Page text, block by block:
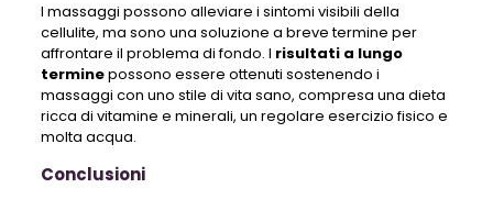
I massaggi possono alleviare i sintomi visibili della
cellulite, ma sono una soluzione a breve termine per
affrontare il problema di fondo. I risultati a lungo
terminepossono essere ottenuti sostenendo i
massaggi con uno stile di vita sano, compresa una dieta
ricca di vitamine e minerali, un regolare esercizio fisico e
molta acqua.
Conclusioni